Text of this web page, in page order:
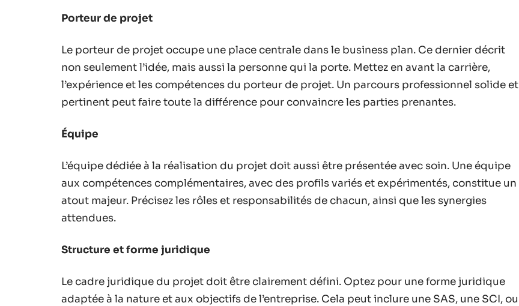
Porteur de projet
Le porteur de projet occupe une place centrale dans le business plan. Ce dernier décrit
non seulement l’idée, mais aussi la personne qui la porte. Mettez en avant la carrière,
l’expérience et les compétences du porteur de projet. Un parcours professionnel solide et
pertinent peut faire toute la différence pour convaincre les parties prenantes.
Équipe
L’équipe dédiée à la réalisation du projet doit aussi être présentée avec soin. Une équipe
aux compétences complémentaires, avec des profils variés et expérimentés, constitue un
atout majeur. Précisez les rôles et responsabilités de chacun, ainsi que les synergies
attendues.
Structure et forme juridique
Le cadre juridique du projet doit être clairement défini. Optez pour une forme juridique
adaptée à la nature et aux objectifs de l’entreprise. Cela peut inclure une SAS, une SCI, ou